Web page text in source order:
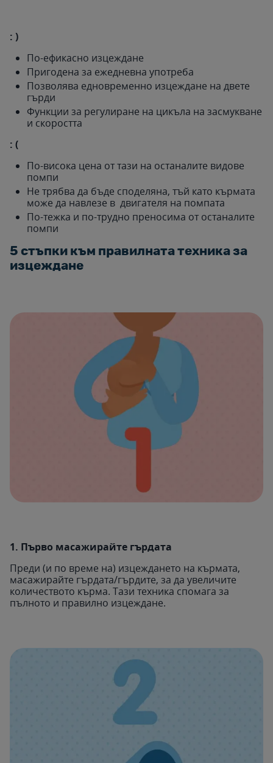
: )
По-ефикасно изцеждане
Пригодена за ежедневна употреба
Позволява едновременно изцеждане на двете
гърди
Функции за регулиране на цикъла на засмукване
и скоростта
: (
По-висока цена от тази на останалите видове
помпи
Не трябва да бъде споделяна, тъй като кърмата
може да навлезе в двигателя на помпата
По-тежка и по-трудно преносима от останалите
помпи
5 стъпки към правилната техника за
изцеждане
1. Първо масажирайте гърдата
Преди (и по време на) изцеждането на кърмата,
масажирайте гърдата/гърдите, за да увеличите
количеството кърма. Тази техника спомага за
пълното и правилно изцеждане.